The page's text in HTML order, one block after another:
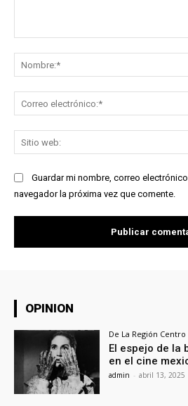
Guardar mi nombre, correo
navegador la próxima vez que comente.
OPINION
De La Región Centro
El espejo de la
en el cine
admin - abril 13, 2025